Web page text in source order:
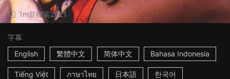
1m菲律宾2021
字幕
English
繁體中文 简体中文 Bahasa Indonesia
Tiếng Việt ภาษาไทย 日本語 한국어